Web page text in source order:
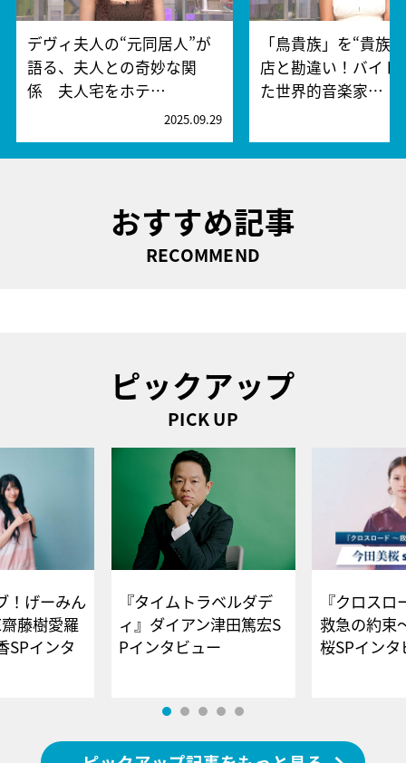
デヴィ夫人の“元同居人”が
語る、夫人との奇妙な関
係 夫人宅をホテ…
2025.09.29
「鳥貴族」を“貴族”
店と勘違い！バイト
た世界的音楽家…
おすすめ記事
RECOMMEND
ピックアップ
PICK UP
！げーみん
藤樹愛羅
SPインタ
『タイムトラベルダデ
ィ』ダイアン津田篤宏S
Pインタビュー
『クロス
救急の約束
桜SPイ